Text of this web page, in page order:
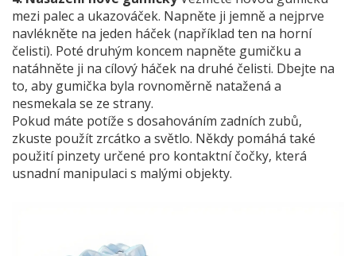
mezi palec a ukazováček. Napněte ji jemně a nejprve
navlékněte na jeden háček (například ten na horní
čelisti). Poté druhým koncem napněte gumičku a
natáhněte ji na cílový háček na druhé čelisti. Dbejte na
to, aby gumička byla rovnoměrně natažená a
nesmekala se ze strany.
Pokud máte potíže s dosahováním zadních zubů,
zkuste použít zrcátko a světlo. Někdy pomáhá také
použití pinzety určené pro kontaktní čočky, která
usnadní manipulaci s malými objekty.